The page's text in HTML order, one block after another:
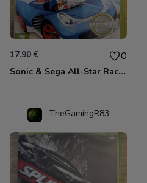
17.90 € 0
Sonic & Sega All-Star Racing - Transformed Xbox 360
TheGamingR83